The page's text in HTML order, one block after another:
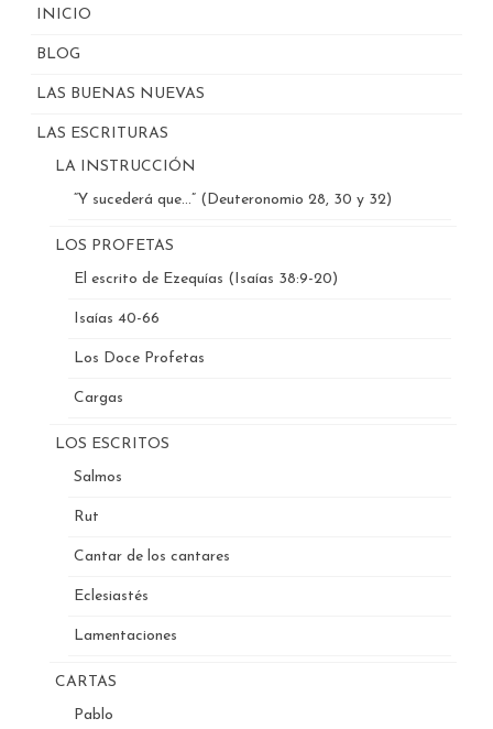
INICIO
BLOG
LAS BUENAS NUEVAS
LAS ESCRITURAS
LA INSTRUCCIÓN
“Y sucederá que…” (Deuteronomio 28, 30 y 32)
LOS PROFETAS
El escrito de Ezequías (Isaías 38:9-20)
Isaías 40-66
Los Doce Profetas
Cargas
LOS ESCRITOS
Salmos
Rut
Cantar de los cantares
Eclesiastés
Lamentaciones
CARTAS
Pablo